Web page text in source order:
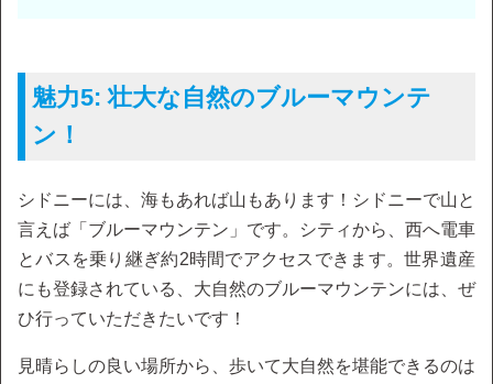
魅力5: 壮大な自然のブルーマウンテ
ン！
シドニーには、海もあれば山もあります！シドニーで山と
言えば「ブルーマウンテン」です。シティから、西へ電車
とバスを乗り継ぎ約2時間でアクセスできます。世界遺産
にも登録されている、大自然のブルーマウンテンには、ぜ
ひ行っていただきたいです！
見晴らしの良い場所から、歩いて大自然を堪能できるのは